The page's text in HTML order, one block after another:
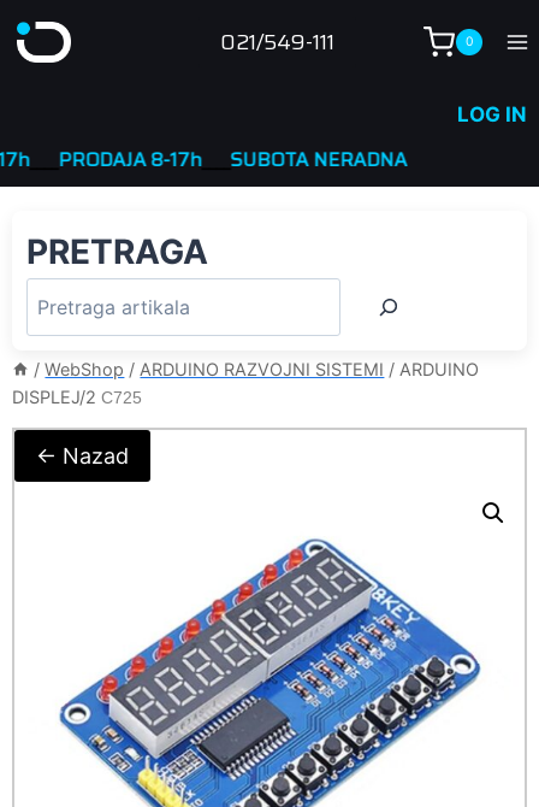
to
021/549-111 0
LOG IN
PRODAJA 8-17h____SUBOTA NERADNA
PRETRAGA
/ WebShop / ARDUINO RAZVOJNI SISTEMI / ARDUINO
DISPLEJ/2 C725
← Nazad